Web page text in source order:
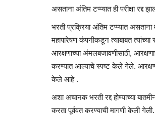
असताना अंतिम टप्प्यात ही परीक्षा रद्द
भरती प्रक्रिया अंतिम टप्प्यात
महापारेषण कंपनीकडून त्याबाबत
आरक्षणाच्या अंमलबजावणीसाठी,
करण्यात आल्याचे स्पष्ट केले गेले. आरक्षण
केले आहे .
अशा अचानक भरती रद्द होण्याच्या
करता पूर्ववत करण्याची मागणी केली